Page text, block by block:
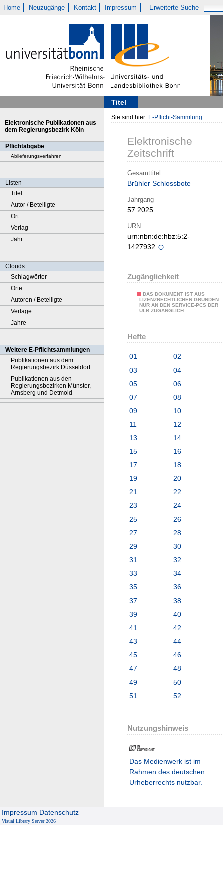
Home Neuzugänge Kontakt Impressum Erweiterte Suche
Titel
Elektronische Publikationen aus
dem Regierungsbezirk Köln
Pflichtabgabe
Ablieferungsverfahren
Listen
Titel
Autor / Beteiligte
Ort
Verlag
Jahr
Clouds
Schlagwörter
Orte
Autoren / Beteiligte
Verlage
Jahre
Weitere E-Pflichtsammlungen
Publikationen aus dem
Regierungsbezirk Düsseldorf
Publikationen aus den
Regierungsbezirken Münster,
Arnsberg und Detmold
Sie sind hier: E-Pflicht-Sammlung
Elektronische
Zeitschrift
Gesamttitel
Brühler Schlossbote
Jahrgang
57.2025
URN
urn:nbn:de:hbz:5:2-
1427932
Zugänglichkeit
DAS DOKUMENT IST AUS
LIZENZRECHTLICHEN GRÜNDEN
NUR AN DEN SERVICE-PCS DER
ULB ZUGÄNGLICH.
Hefte
01
02
03
04
05
06
07
08
09
10
11
12
13
14
15
16
17
18
19
20
21
22
23
24
25
26
27
28
29
30
31
32
33
34
35
36
37
38
39
40
41
42
43
44
45
46
47
48
49
50
51
52
Nutzungshinweis
Das Medienwerk ist im
Rahmen des deutschen
Urheberrechts nutzbar.
Impressum Datenschutz
Visual Library Server 2026